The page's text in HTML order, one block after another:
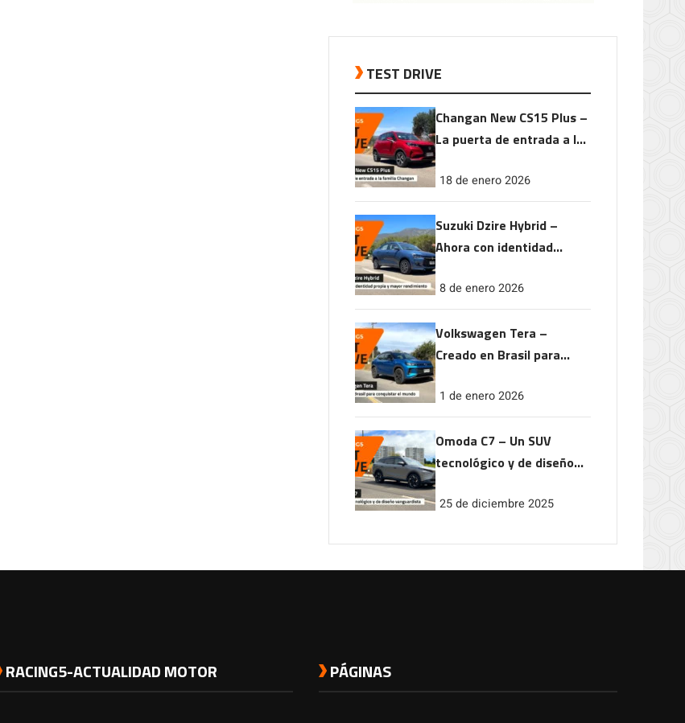
TEST DRIVE
Changan New CS15 Plus –
La puerta de entrada a la
18 de enero 2026
Suzuki Dzire Hybrid –
Ahora con identidad
rendimiento
8 de enero 2026
Volkswagen Tera –
Creado en Brasil para
1 de enero 2026
Omoda C7 – Un SUV
tecnológico y de diseño
25 de diciembre 2025
RACING5-ACTUALIDAD MOTOR PÁGINAS